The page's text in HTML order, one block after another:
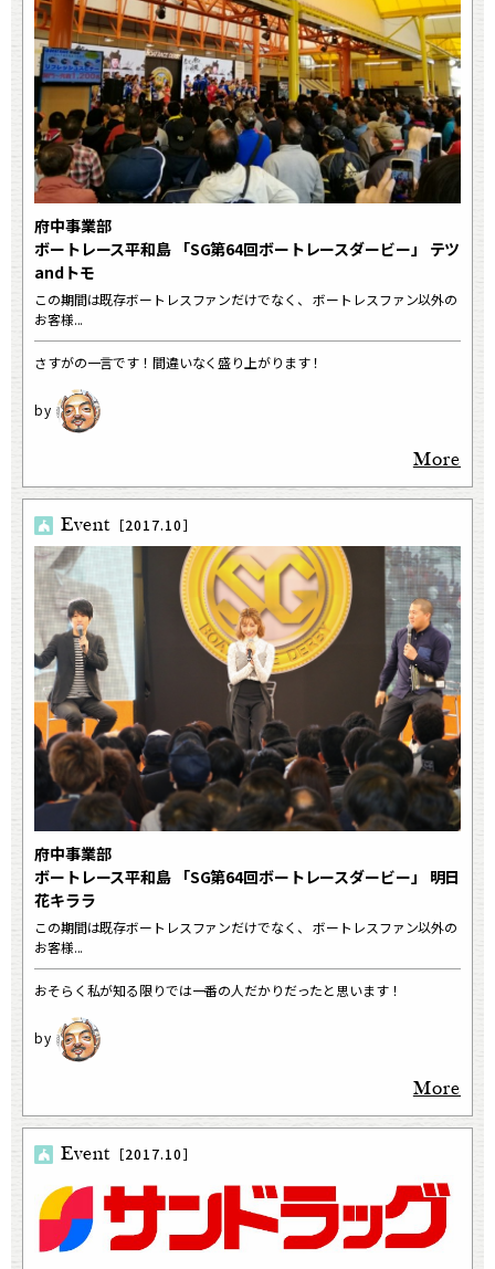
府中事業部
ボートレース平和島 「SG第64回ボートレースダービー」 テツ
andトモ
この期間は既存ボートレスファンだけでなく、 ボートレスファン以外の
お客様...
さすがの一言です！間違いなく盛り上がります！
More
Event ［2017.10］
府中事業部
ボートレース平和島 「SG第64回ボートレースダービー」 明日
花キララ
この期間は既存ボートレスファンだけでなく、 ボートレスファン以外の
お客様...
おそらく私が知る限りでは一番の人だかりだったと思います！
More
Event ［2017.10］